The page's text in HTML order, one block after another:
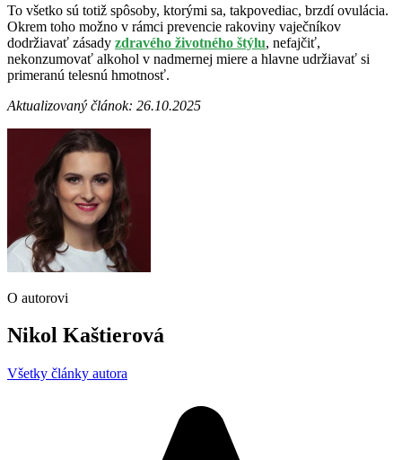
To všetko sú totiž spôsoby, ktorými sa, takpovediac, brzdí ovulácia.
Okrem toho možno v rámci prevencie rakoviny vaječníkov
dodržiavať zásady zdravého životného štýlu, nefajčiť,
nekonzumovať alkohol v nadmernej miere a hlavne udržiavať si
primeranú telesnú hmotnosť.
Aktualizovaný článok: 26.10.2025
O autorovi
Nikol Kaštierová
Všetky články autora